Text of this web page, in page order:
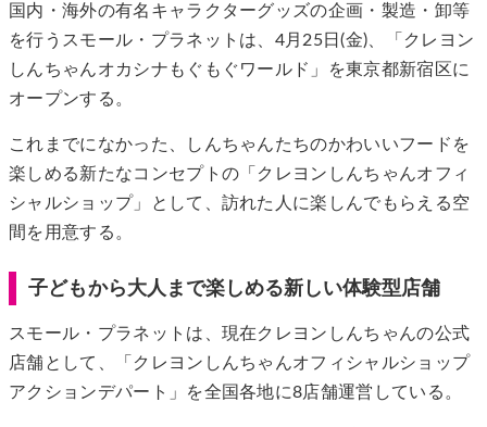
国内・海外の有名キャラクターグッズの企画・製造・卸等
を行うスモール・プラネットは、4月25日(金)、「クレヨン
しんちゃんオカシナもぐもぐワールド」を東京都新宿区に
オープンする。
これまでになかった、しんちゃんたちのかわいいフードを
楽しめる新たなコンセプトの「クレヨンしんちゃんオフィ
シャルショップ」として、訪れた人に楽しんでもらえる空
間を用意する。
子どもから大人まで楽しめる新しい体験型店舗
スモール・プラネットは、現在クレヨンしんちゃんの公式
店舗として、「クレヨンしんちゃんオフィシャルショップ
アクションデパート」を全国各地に8店舗運営している。